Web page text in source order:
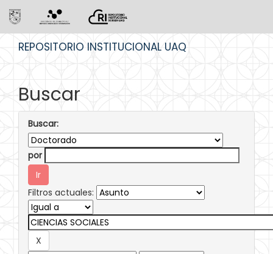
REPOSITORIO INSTITUCIONAL UAQ
Buscar
Buscar:
por
Filtros actuales: